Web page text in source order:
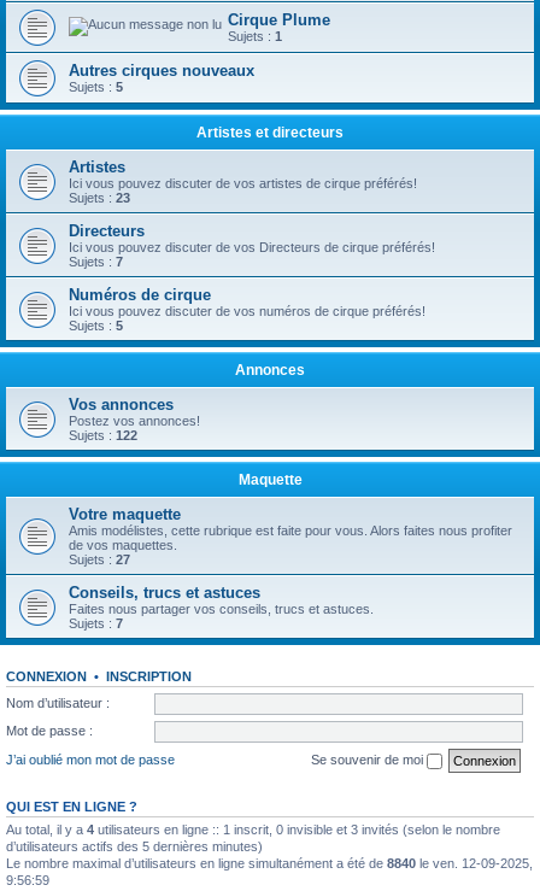
Cirque Plume
Sujets : 1
Autres cirques nouveaux
Sujets : 5
Artistes et directeurs
Artistes
Ici vous pouvez discuter de vos artistes de cirque préférés!
Sujets : 23
Directeurs
Ici vous pouvez discuter de vos Directeurs de cirque préférés!
Sujets : 7
Numéros de cirque
Ici vous pouvez discuter de vos numéros de cirque préférés!
Sujets : 5
Annonces
Vos annonces
Postez vos annonces!
Sujets : 122
Maquette
Votre maquette
Amis modélistes, cette rubrique est faite pour vous. Alors faites nous profiter
de vos maquettes.
Sujets : 27
Conseils, trucs et astuces
Faites nous partager vos conseils, trucs et astuces.
Sujets : 7
CONNEXION • INSCRIPTION
Nom d’utilisateur :
Mot de passe :
J’ai oublié mon mot de passe
Se souvenir de moi
QUI EST EN LIGNE ?
Au total, il y a 4 utilisateurs en ligne :: 1 inscrit, 0 invisible et 3 invités (selon le nombre
d’utilisateurs actifs des 5 dernières minutes)
Le nombre maximal d’utilisateurs en ligne simultanément a été de 8840 le ven. 12-09-2025,
9:56:59